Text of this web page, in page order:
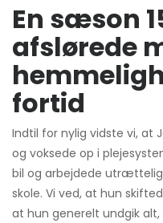
En sæson
afslørede
fortid
Indtil for nylig vidste vi, at
og voksede op i
bil og arbejdede
skole. Vi ved, at hun
at hun generelt undgik